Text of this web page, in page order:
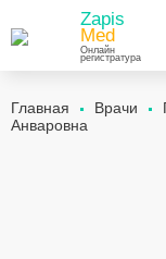
Zapis
Med
Онлайн
регистратура
Главная Врачи
Анваровна